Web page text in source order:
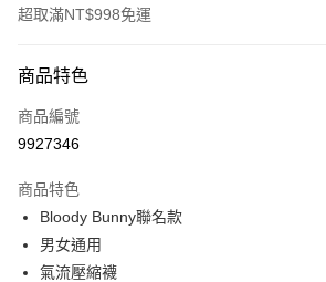
超取滿NT$998免運
信用卡一次付款
超商取貨付款
Apple Pay
街口支付
商品特色
商品編號
9927346
商品特色
Bloody Bunny聯名款
男女通用
氣流壓縮襪